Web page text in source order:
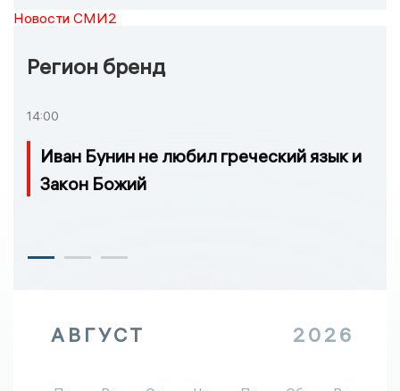
Новости СМИ2
Регион бренд
14:00
Иван Бунин не любил греческий язык и
Закон Божий
АВГУСТ 2026